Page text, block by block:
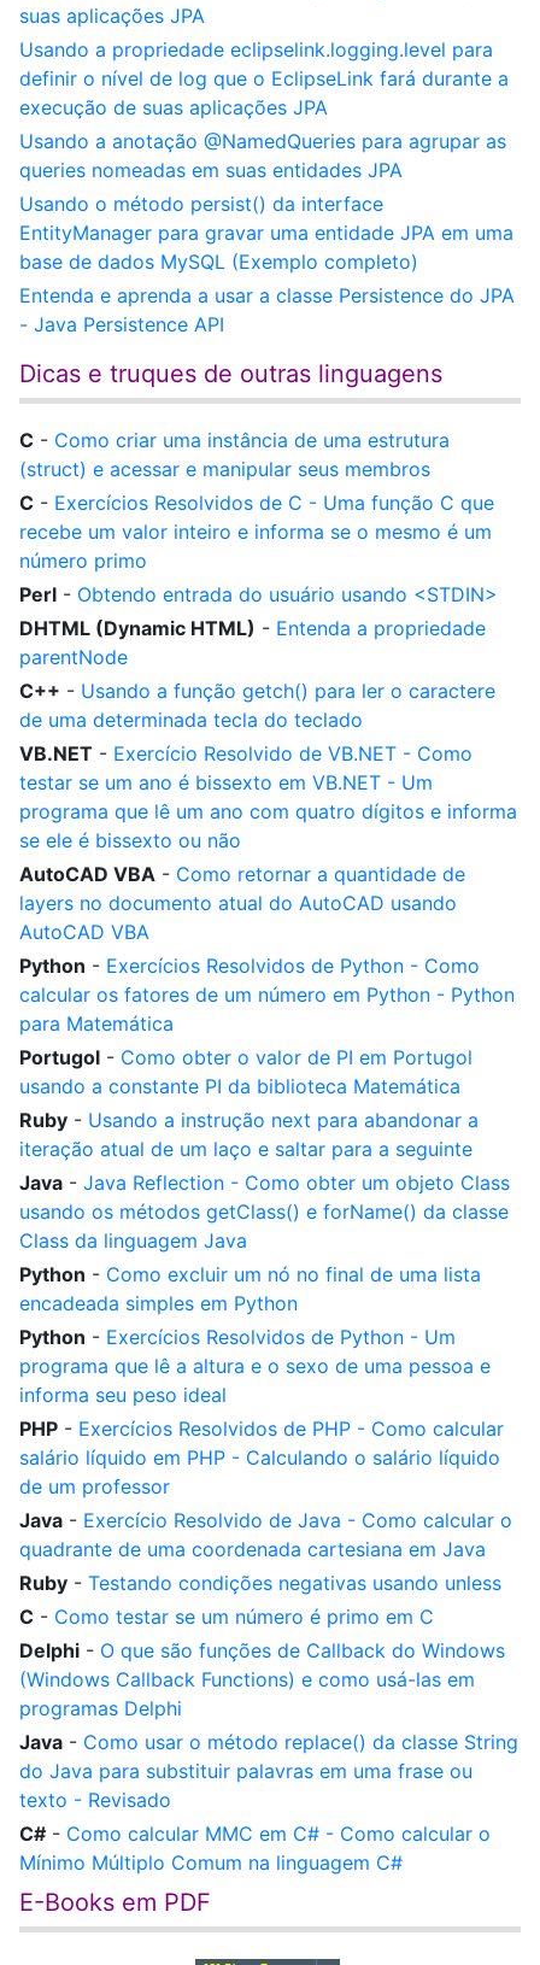
suas aplicações JPA
Usando a propriedade eclipselink.logging.level para
definir o nível de log que o EclipseLink fará durante a
execução de suas aplicações JPA
Usando a anotação @NamedQueries para agrupar as
queries nomeadas em suas entidades JPA
Usando o método persist() da interface
EntityManager para gravar uma entidade JPA em uma
base de dados MySQL (Exemplo completo)
Entenda e aprenda a usar a classe Persistence do JPA
- Java Persistence API
Dicas e truques de outras linguagens
C - Como criar uma instância de uma estrutura
(struct) e acessar e manipular seus membros
C - Exercícios Resolvidos de C - Uma função C que
recebe um valor inteiro e informa se o mesmo é um
número primo
Perl - Obtendo entrada do usuário usando <STDIN>
DHTML (Dynamic HTML) - Entenda a propriedade
parentNode
C++ - Usando a função getch() para ler o caractere
de uma determinada tecla do teclado
VB.NET - Exercício Resolvido de VB.NET - Como
testar se um ano é bissexto em VB.NET - Um
programa que lê um ano com quatro dígitos e informa
se ele é bissexto ou não
AutoCAD VBA - Como retornar a quantidade de
layers no documento atual do AutoCAD usando
AutoCAD VBA
Python - Exercícios Resolvidos de Python - Como
calcular os fatores de um número em Python - Python
para Matemática
Portugol - Como obter o valor de PI em Portugol
usando a constante PI da biblioteca Matemática
Ruby - Usando a instrução next para abandonar a
iteração atual de um laço e saltar para a seguinte
Java - Java Reflection - Como obter um objeto Class
usando os métodos getClass() e forName() da classe
Class da linguagem Java
Python - Como excluir um nó no final de uma lista
encadeada simples em Python
Python - Exercícios Resolvidos de Python - Um
programa que lê a altura e o sexo de uma pessoa e
informa seu peso ideal
PHP - Exercícios Resolvidos de PHP - Como calcular
salário líquido em PHP - Calculando o salário líquido
de um professor
Java - Exercício Resolvido de Java - Como calcular o
quadrante de uma coordenada cartesiana em Java
Ruby - Testando condições negativas usando unless
C - Como testar se um número é primo em C
Delphi - O que são funções de Callback do Windows
(Windows Callback Functions) e como usá-las em
programas Delphi
Java - Como usar o método replace() da classe String
do Java para substituir palavras em uma frase ou
texto - Revisado
C# - Como calcular MMC em C# - Como calcular o
Mínimo Múltiplo Comum na linguagem C#
E-Books em PDF